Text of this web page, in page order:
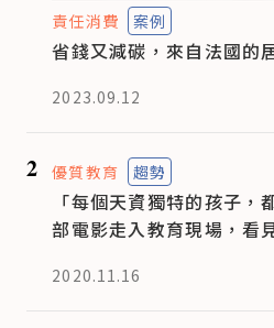
責任消費 案例
省錢又減碳，來自法國的
2023.09.12
2 優質教育 趨勢
「每個天資獨特的孩子
部電影走入教育現場，看
2020.11.16